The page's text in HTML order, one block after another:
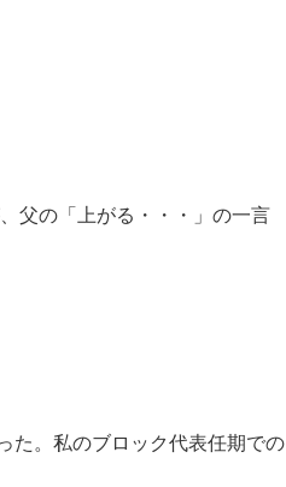
の「上がる・・・」の一言
た。私のブロック代表任期での